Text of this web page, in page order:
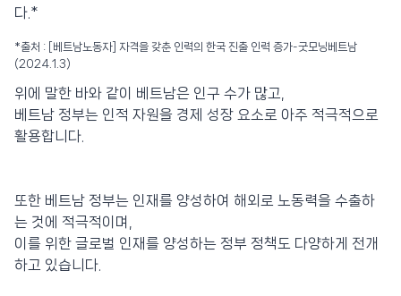
다.*
*출처 : [베트남노동자] 자격을 갖춘 인력의 한국 진출 인력 증가-굿모닝베트남
(2024.1.3)
위에 말한 바와 같이 베트남은 인구 수가 많고,
베트남 정부는 인적 자원을 경제 성장 요소로 아주 적극적으로
활용합니다.
또한 베트남 정부는 인재를 양성하여 해외로 노동력을 수출하
는 것에 적극적이며,
이를 위한 글로벌 인재를 양성하는 정부 정책도 다양하게 전개
하고 있습니다.